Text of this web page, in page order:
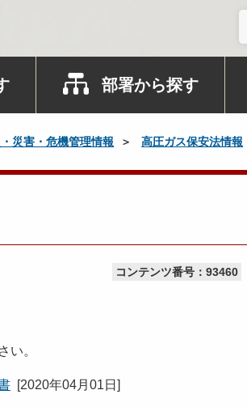
部署から探す
災害・危機管理情報 高圧ガス保安法情報
コンテンツ番号：93460
。
[2020年04月01日 ]